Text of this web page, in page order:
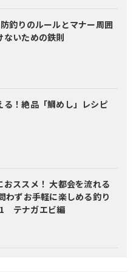
防釣りのルールとマナー周囲
ないための鉄則
る！絶品「鯛めし」レシピ
おススメ！ 大都会を流れる
わずお手軽に楽しめる釣り
テナガエビ編